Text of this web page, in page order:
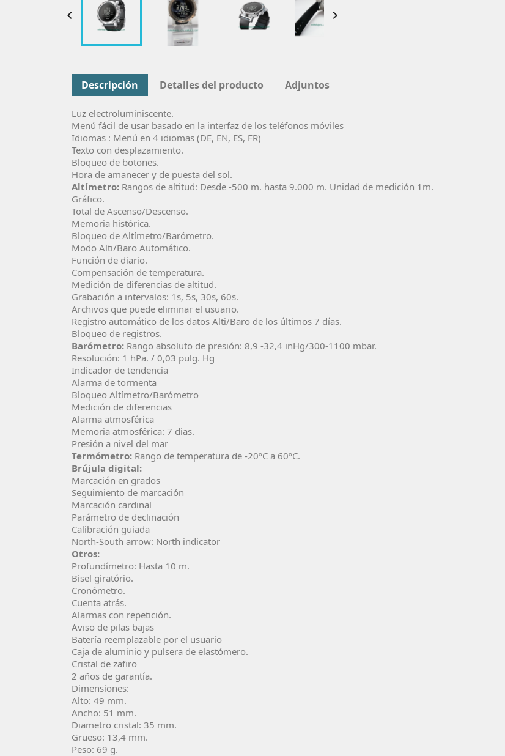
 
Descripción Detalles del producto Adjuntos
Luz electroluminiscente.
Menú fácil de usar basado en la interfaz de los teléfonos móviles
Idiomas : Menú en 4 idiomas (DE, EN, ES, FR)
Texto con desplazamiento.
Bloqueo de botones.
Hora de amanecer y de puesta del sol.
Altímetro: Rangos de altitud: Desde -500 m. hasta 9.000 m. Unidad de medición 1m.
Gráfico.
Total de Ascenso/Descenso.
Memoria histórica.
Bloqueo de Altímetro/Barómetro.
Modo Alti/Baro Automático.
Función de diario.
Compensación de temperatura.
Medición de diferencias de altitud.
Grabación a intervalos: 1s, 5s, 30s, 60s.
Archivos que puede eliminar el usuario.
Registro automático de los datos Alti/Baro de los últimos 7 días.
Bloqueo de registros.
Barómetro: Rango absoluto de presión: 8,9 -32,4 inHg/300-1100 mbar.
Resolución: 1 hPa. / 0,03 pulg. Hg
Indicador de tendencia
Alarma de tormenta
Bloqueo Altímetro/Barómetro
Medición de diferencias
Alarma atmosférica
Memoria atmosférica: 7 dias.
Presión a nivel del mar
Termómetro: Rango de temperatura de -20ºC a 60ºC.
Brújula digital:
Marcación en grados
Seguimiento de marcación
Marcación cardinal
Parámetro de declinación
Calibración guiada
North-South arrow: North indicator
Otros:
Profundímetro: Hasta 10 m.
Bisel giratório.
Cronómetro.
Cuenta atrás.
Alarmas con repetición.
Aviso de pilas bajas
Batería reemplazable por el usuario
Caja de aluminio y pulsera de elastómero.
Cristal de zafiro
2 años de garantía.
Dimensiones:
Alto: 49 mm.
Ancho: 51 mm.
Diametro cristal: 35 mm.
Grueso: 13,4 mm.
Peso: 69 g.